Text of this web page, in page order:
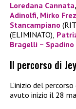
Loredana Cannata,
Adinolfi, Mirko
Stancampiano
(ELIMINATO),
Bragelli – Spadino
Il percorso di
L’inizio del
avuto inizio il 28